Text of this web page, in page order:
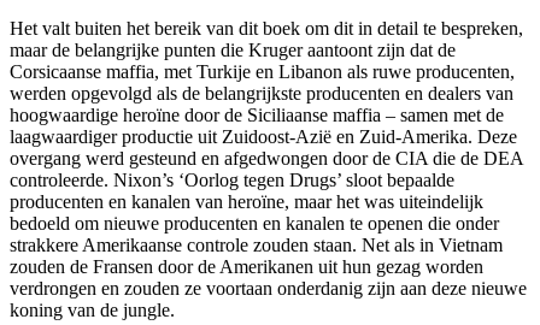
Het valt buiten het bereik van dit boek om dit in detail te bespreken,
maar de belangrijke punten die Kruger aantoont zijn dat de
Corsicaanse maffia, met Turkije en Libanon als ruwe producenten,
werden opgevolgd als de belangrijkste producenten en dealers van
hoogwaardige heroïne door de Siciliaanse maffia – samen met de
laagwaardiger productie uit Zuidoost-Azië en Zuid-Amerika. Deze
overgang werd gesteund en afgedwongen door de CIA die de DEA
controleerde. Nixon’s ‘Oorlog tegen Drugs’ sloot bepaalde
producenten en kanalen van heroïne, maar het was uiteindelijk
bedoeld om nieuwe producenten en kanalen te openen die onder
strakkere Amerikaanse controle zouden staan. Net als in Vietnam
zouden de Fransen door de Amerikanen uit hun gezag worden
verdrongen en zouden ze voortaan onderdanig zijn aan deze nieuwe
koning van de jungle.